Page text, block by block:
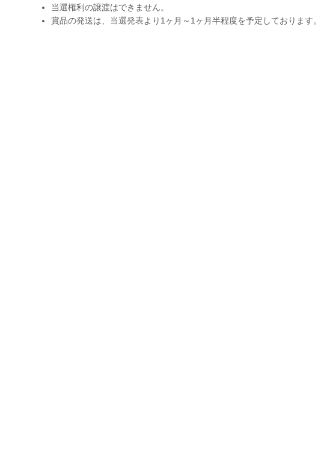
当選権利の譲渡はできません。
賞品の発送は、当選発表より1ヶ月～1ヶ月半程度を予定しております。